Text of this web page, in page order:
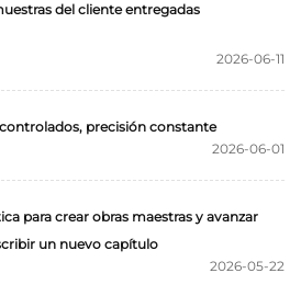
del cliente entregadas
2026-06-11
precisión constante
2026-06-01
para crear obras maestras y avanzar
un nuevo capítulo
2026-05-22